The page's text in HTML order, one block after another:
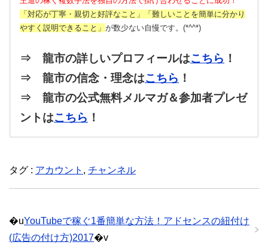
「対応が丁寧・親切と好評なこと」「難しいことを簡単に分かり
やすく説明できること」 が数少ない自慢です。(*^^*)
⇒ 龍市の詳しいプロフィールはこちら ！
⇒ 龍市の信念・理念はこちら ！
⇒ 龍市の公式無料メルマガ＆参加者プレゼ
ントはこちら ！
タグ : アカウント , チャンネル
�uYouTubeで稼ぐ1番簡単な方法！アドセンスの紐付け
(広告の付け方)2017�v